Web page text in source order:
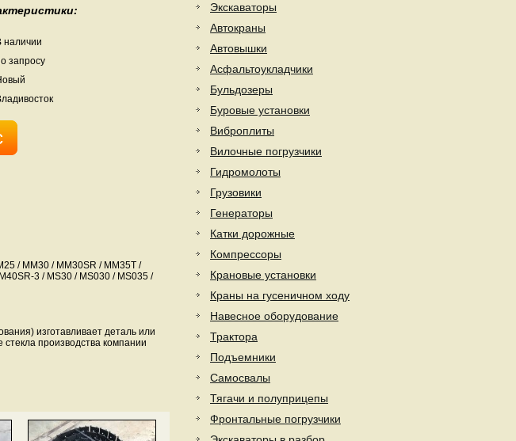
наличии
запросу
/ MM30 / MM30SR / MM35T /
3 / MS30 / MS030 / MS035 /
изготавливает деталь или
производства компании
Экскаваторы
Автокраны
Автовышки
Асфальтоукладчики
Бульдозеры
Буровые установки
Виброплиты
Вилочные погрузчики
Гидромолоты
Грузовики
Генераторы
Катки дорожные
Компрессоры
Крановые установки
Краны на гусеничном ходу
Навесное оборудование
Трактора
Подъемники
Самосвалы
Тягачи и полуприцепы
Фронтальные погрузчики